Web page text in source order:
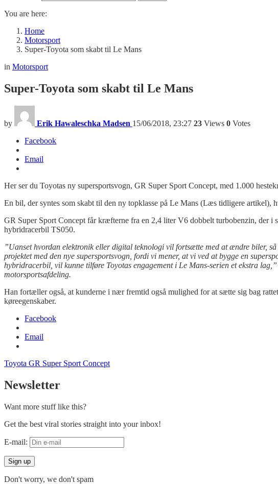
You are here:
Home
Motorsport
Super-Toyota som skabt til Le Mans
in Motorsport
Super-Toyota som skabt til Le Mans
by Erik Hawaleschka Madsen 15/06/2018, 23:27 23 Views 0 Votes
Facebook
Email
Her ser du Toyotas ny supersportsvogn, GR Super Sport Concept, med 1.000
En bil, der syntes som skabt til den ny topklasse på Le Mans (Læs tidligere artikel),
GR Super Sport Concept får kræfterne fra en 2,4 liter V6 dobbelt turbobenzin, der i
hybridracerbil TS050.
”Uanset hvordan elektronik eller digital teknologi vil fortsætte med at ændre biler,
projektet med den nye supersportsvogn, fordi vi mener, at vi ved at bygge en
hybridracerbil, vil kunne tilføre Toyotas engagement i Le Mans-serien et ekstra
motorsportsafdeling.
Han fortæller også, at kunderne i nær fremtid også mulighed for at sætte sig bag
køreegenskaber.
Facebook
Email
Toyota GR Super Sport Concept
Newsletter
Want more stuff like this?
Get the best viral stories straight into your inbox!
E-mail:
Don't worry, we don't spam